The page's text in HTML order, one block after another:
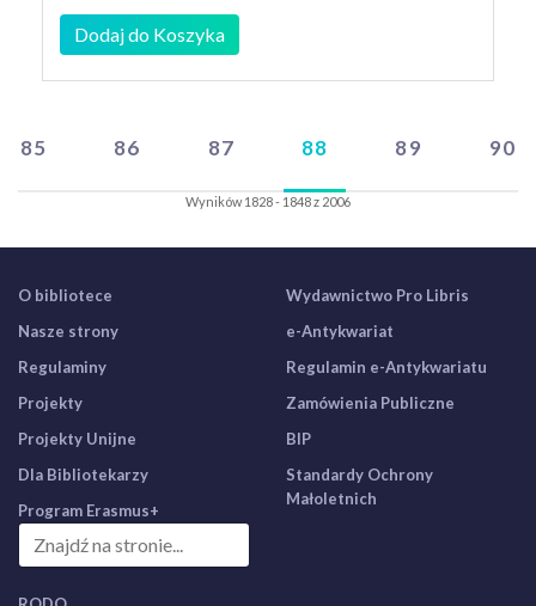
Dodaj do Koszyka
85 86 87 88 89 90
Wyników 1828 - 1848 z 2006
O bibliotece
Nasze strony
Regulaminy
Projekty
Projekty Unijne
Dla Bibliotekarzy
Program Erasmus+
Wydawnictwo Pro Libris
e-Antykwariat
Regulamin e-Antykwariatu
Zamówienia Publiczne
BIP
Standardy Ochrony
Małoletnich